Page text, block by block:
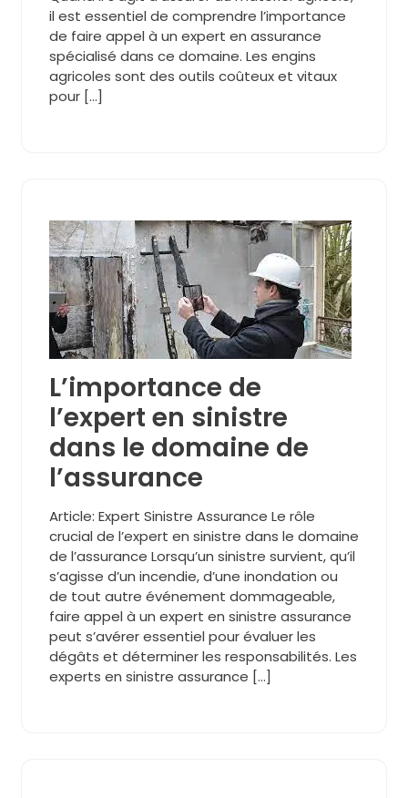
il est essentiel de comprendre l’importance
de faire appel à un expert en assurance
spécialisé dans ce domaine. Les engins
agricoles sont des outils coûteux et vitaux
pour […]
L’importance de
l’expert en sinistre
dans le domaine de
l’assurance
Article: Expert Sinistre Assurance Le rôle
crucial de l’expert en sinistre dans le domaine
de l’assurance Lorsqu’un sinistre survient, qu’il
s’agisse d’un incendie, d’une inondation ou
de tout autre événement dommageable,
faire appel à un expert en sinistre assurance
peut s’avérer essentiel pour évaluer les
dégâts et déterminer les responsabilités. Les
experts en sinistre assurance […]